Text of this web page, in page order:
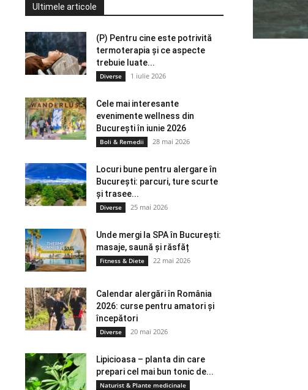
Ultimele articole
(P) Pentru cine este potrivită
termoterapia și ce aspecte
trebuie luate...
Diverse 1 iulie 2026
Cele mai interesante
evenimente wellness din
București în iunie 2026
Boli & Remedii 28 mai 2026
Locuri bune pentru alergare în
București: parcuri, ture scurte
și trasee...
Diverse 25 mai 2026
Unde mergi la SPA în București:
masaje, saună și răsfăț
Fitness & Diete 22 mai 2026
Calendar alergări în România
2026: curse pentru amatori și
începători
Diverse 20 mai 2026
Lipicioasa – planta din care
prepari cel mai bun tonic de...
Naturist & Plante medicinale